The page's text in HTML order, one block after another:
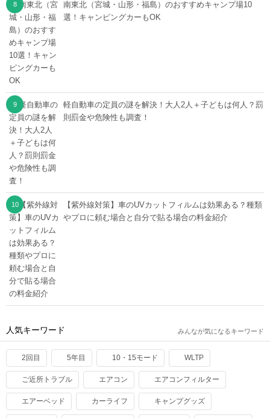
南東北（宮城・山形・福島）のおすすめキャンプ場10
選！キャンピングカーもOK
軽自動車の定員の謎を解決！大人2人＋子どもは何人？罰
則罰金や危険性も調査！
【紫外線対策】車のUVカットフィルムは効果ある？種類
やプロに頼む場合と自分で貼る場合の料金紹介
人気キーワード みんなが気になるキーワード
2回目 5年目 10・15モード WLTP
ご近所トラブル エアコン エアコンフィルター
エアーベッド カーライフ キャンプグッズ